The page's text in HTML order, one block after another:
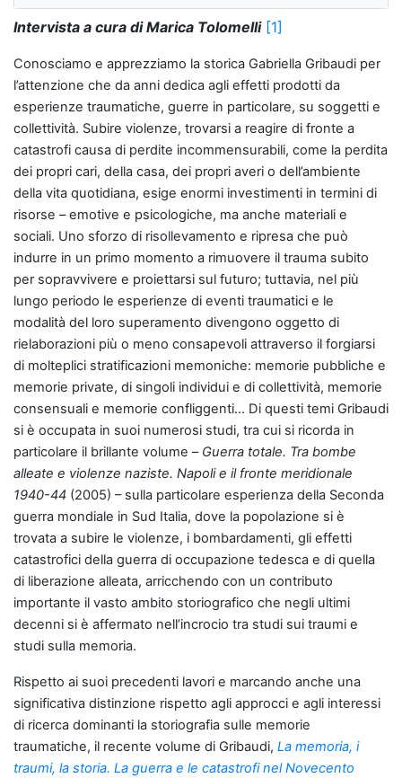
Intervista a cura di Marica Tolomelli[1]
Conosciamo e apprezziamo la storica Gabriella Gribaudi per
l’attenzione che da anni dedica agli effetti prodotti da
esperienze traumatiche, guerre in particolare, su soggetti e
collettività. Subire violenze, trovarsi a reagire di fronte a
catastrofi causa di perdite incommensurabili, come la perdita
dei propri cari, della casa, dei propri averi o dell’ambiente
della vita quotidiana, esige enormi investimenti in termini di
risorse – emotive e psicologiche, ma anche materiali e
sociali. Uno sforzo di risollevamento e ripresa che può
indurre in un primo momento a rimuovere il trauma subito
per sopravvivere e proiettarsi sul futuro; tuttavia, nel più
lungo periodo le esperienze di eventi traumatici e le
modalità del loro superamento divengono oggetto di
rielaborazioni più o meno consapevoli attraverso il forgiarsi
di molteplici stratificazioni memoniche: memorie pubbliche e
memorie private, di singoli individui e di collettività, memorie
consensuali e memorie confliggenti… Di questi temi Gribaudi
si è occupata in suoi numerosi studi, tra cui si ricorda in
particolare il brillante volume – Guerra totale. Tra bombe
alleate e violenze naziste. Napoli e il fronte meridionale
1940-44 (2005) – sulla particolare esperienza della Seconda
guerra mondiale in Sud Italia, dove la popolazione si è
trovata a subire le violenze, i bombardamenti, gli effetti
catastrofici della guerra di occupazione tedesca e di quella
di liberazione alleata, arricchendo con un contributo
importante il vasto ambito storiografico che negli ultimi
decenni si è affermato nell’incrocio tra studi sui traumi e
studi sulla memoria.
Rispetto ai suoi precedenti lavori e marcando anche una
significativa distinzione rispetto agli approcci e agli interessi
di ricerca dominanti la storiografia sulle memorie
traumatiche, il recente volume di Gribaudi, La memoria, i
traumi, la storia. La guerra e le catastrofi nel Novecento